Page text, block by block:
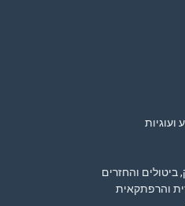
ועוגיות
והחזרים
והרפתקאית